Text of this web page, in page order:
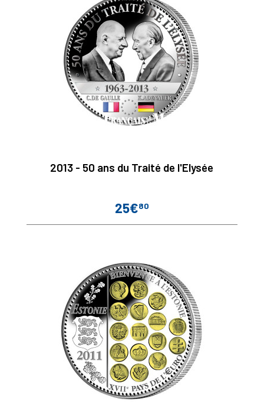
2013 - 50 ans du Traité de l'Elysée
Prix
25€80